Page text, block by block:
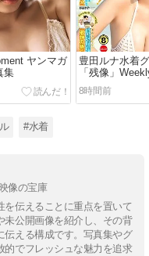
ヤンマガ
集
豊田ルナ水着
「残像」
8時間前
#水着
像の宝庫
を伝えることに重点を置いて
未公開画像を紹介し、その背
伝える構成です。写真集やグ
的でフレッシュな魅力を追求